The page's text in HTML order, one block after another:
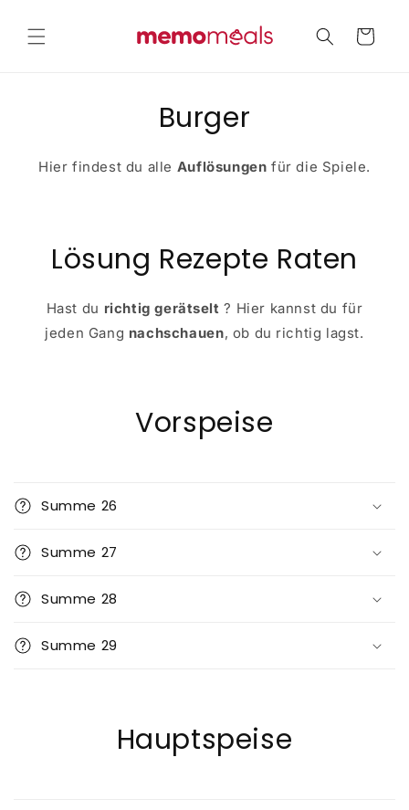
Inhalt
Warenkorb
Burger
Hier findest du alle Auflösungen für die Spiele.
Lösung Rezepte Raten
Hast du richtig gerätselt ? Hier kannst du für
jeden Gang nachschauen, ob du richtig lagst.
Vorspeise
Summe 26
Summe 27
Summe 28
Summe 29
Hauptspeise